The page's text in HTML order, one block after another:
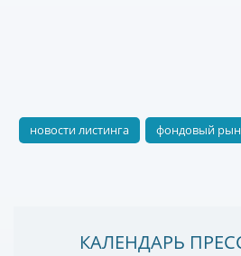
новости листинга фондовый
КАЛЕНДАРЬ